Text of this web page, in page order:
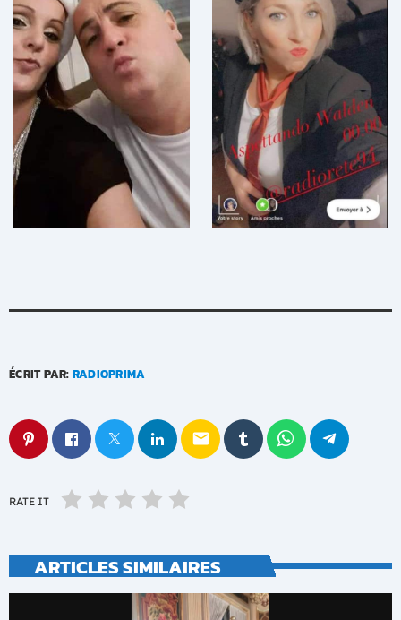
ÉCRIT PAR: RADIOPRIMA
email
RATE IT
ARTICLES SIMILAIRES